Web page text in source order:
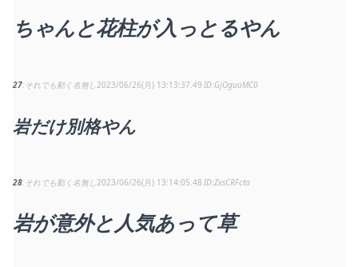
ちゃんと花柱が入っとるやん
27 それでも動く名無し2023/06/26(月) 13:13:37.49 GjOguuMC0
岩だけ別格やん
28 それでも動く名無し2023/06/26(月) 13:14:05.48 ZxsCRFcta
岩が意外と人気あって草